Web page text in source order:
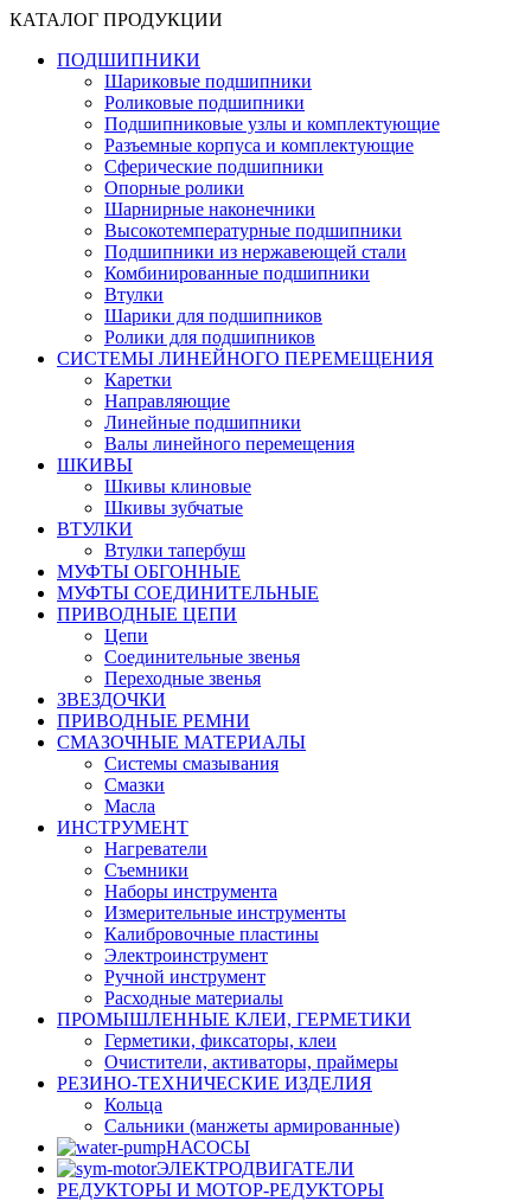
КАТАЛОГ ПРОДУКЦИИ
ПОДШИПНИКИ
Шариковые подшипники
Роликовые подшипники
Подшипниковые узлы и комплектующие
Разъемные корпуса и комплектующие
Сферические подшипники
Опорные ролики
Шарнирные наконечники
Высокотемпературные подшипники
Подшипники из нержавеющей стали
Комбинированные подшипники
Втулки
Шарики для подшипников
Ролики для подшипников
СИСТЕМЫ ЛИНЕЙНОГО ПЕРЕМЕЩЕНИЯ
Каретки
Направляющие
Линейные подшипники
Валы линейного перемещения
ШКИВЫ
Шкивы клиновые
Шкивы зубчатые
ВТУЛКИ
Втулки тапербуш
МУФТЫ ОБГОННЫЕ
МУФТЫ СОЕДИНИТЕЛЬНЫЕ
ПРИВОДНЫЕ ЦЕПИ
Цепи
Соединительные звенья
Переходные звенья
ЗВЕЗДОЧКИ
ПРИВОДНЫЕ РЕМНИ
СМАЗОЧНЫЕ МАТЕРИАЛЫ
Системы смазывания
Смазки
Масла
ИНСТРУМЕНТ
Нагреватели
Съемники
Наборы инструмента
Измерительные инструменты
Калибровочные пластины
Электроинструмент
Ручной инструмент
Расходные материалы
ПРОМЫШЛЕННЫЕ КЛЕИ, ГЕРМЕТИКИ
Герметики, фиксаторы, клеи
Очистители, активаторы, праймеры
РЕЗИНО-ТЕХНИЧЕСКИЕ ИЗДЕЛИЯ
Кольца
Сальники (манжеты армированные)
НАСОСЫ
ЭЛЕКТРОДВИГАТЕЛИ
РЕДУКТОРЫ И МОТОР-РЕДУКТОРЫ